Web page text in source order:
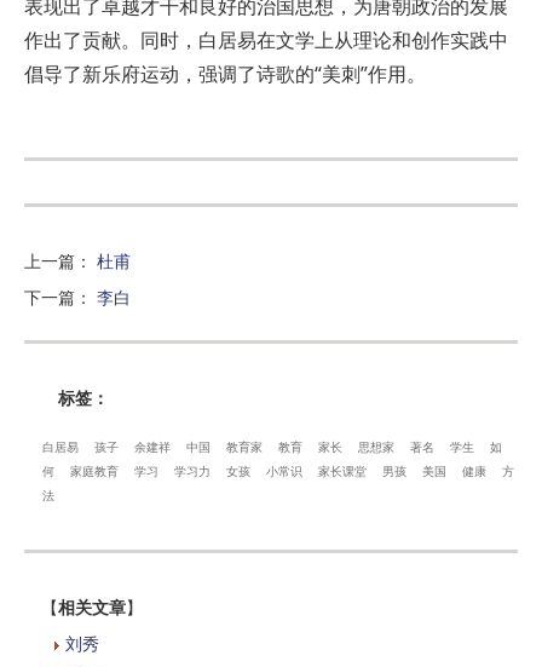
表现出了卓越才干和良好的治国思想，为唐朝政治的发展
作出了贡献。同时，白居易在文学上从理论和创作实践中
倡导了新乐府运动，强调了诗歌的“美刺”作用。
上一篇 ： 杜甫
下一篇 ： 李白
标签：
白居易 孩子 余建祥 中国 教育家 教育 家长 思想家 著名 学生
如
何
家庭教育 学习 学习力 女孩 小常识 家长课堂 男孩 美国 健康
方
法
【相关文章】
刘秀